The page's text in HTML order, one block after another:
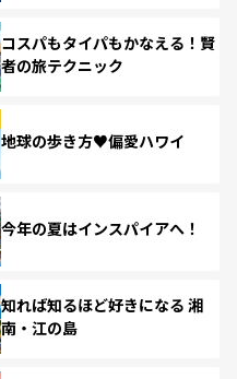
コスパもタイパもかなえる！賢
者の旅テクニック
地球の歩き方♥偏愛ハワイ
今年の夏はインスパイアへ！
知れば知るほど好きになる 湘
南・江の島